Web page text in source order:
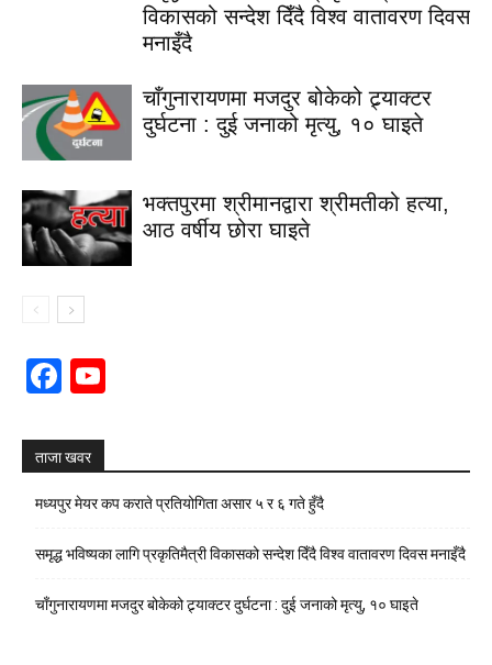
विकासको सन्देश दिँदै विश्व वातावरण दिवस
मनाइँदै
चाँगुनारायणमा मजदुर बोकेको ट्र्याक्टर
दुर्घटना : दुई जनाको मृत्यु, १० घाइते
भक्तपुरमा श्रीमानद्वारा श्रीमतीको हत्या,
आठ वर्षीय छोरा घाइते
Facebook
ताजा खवर
मध्यपुर मेयर कप कराते प्रतियोगिता असार ५ र ६ गते हुँदै
समृद्ध भविष्यका लागि प्रकृतिमैत्री विकासको सन्देश दिँदै विश्व वातावरण दिवस मनाइँदै
चाँगुनारायणमा मजदुर बोकेको ट्र्याक्टर दुर्घटना : दुई जनाको मृत्यु, १० घाइते